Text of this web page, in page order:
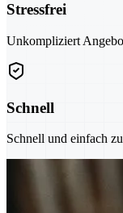
Stressfrei
Unkompliziert
Schnell
Schnell und einfach